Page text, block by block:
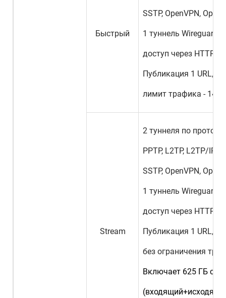
Быстрый
SSTP, OpenVPN,
1 туннель Wireguard,
доступ через HTTP и
Публикация 1 URL,
лимит трафика - 14
Stream
2 туннеля по
PPTP, L2TP, L2TP/
SSTP, OpenVPN,
1 туннель Wireguard,
доступ через HTTP и
Публикация 1 URL,
без ограничения
Включает 625 ГБ